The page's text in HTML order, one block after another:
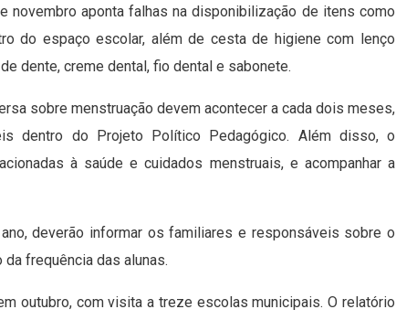
novembro aponta falhas na disponibilização de itens como
do espaço escolar, além de cesta de higiene com lenço
dente, creme dental, fio dental e sabonete.
sobre menstruação devem acontecer a cada dois meses,
dentro do Projeto Político Pedagógico. Além disso, o
à saúde e cuidados menstruais, e acompanhar a
deverão informar os familiares e responsáveis sobre o
frequência das alunas.
outubro, com visita a treze escolas municipais. O relatório